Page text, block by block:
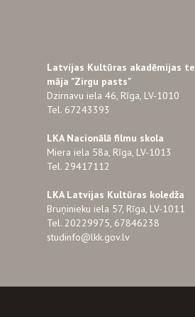
Latvijas Kultūras akadēmijas
māja "Zirgu pasts"
Dzirnavu iela 46, Rīga, LV-1010
Tel. 67243393
LKA Nacionālā filmu skola
Miera iela 58a, Rīga, LV-1013
Tel. 29417112
LKA Latvijas Kultūras koledža
Bruņinieku iela 57, Rīga, LV-1011
Tel. 20229975, 67846238
studinfo@lkk.gov.lv